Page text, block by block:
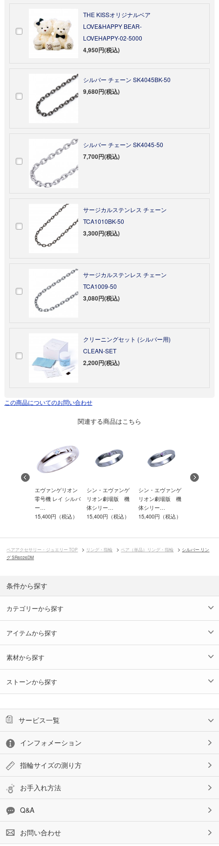
THE KISSオリジナルベア
LOVE&HAPPY BEAR-
LOVEHAPPY-02-5000
4,950円(税込)
シルバー チェーン SK4045BK-50
9,680円(税込)
シルバー チェーン SK4045-50
7,700円(税込)
サージカルステンレス チェーン
TCA1010BK-50
3,300円(税込)
サージカルステンレス チェーン
TCA1009-50
3,080円(税込)
クリーニングセット (シルバー用)
CLEAN-SET
2,200円(税込)
この商品についてのお問い合わせ
関連する商品はこちら
エヴァンゲリオン
零号機 レイ シルバ
ー…
15,400円（税込）
シン・エヴァンゲ
リオン劇場版 機
体シリー…
15,400円（税込）
シン・エヴァンゲ
リオン劇場版 機
体シリー…
15,400円（税込）
ペアアクセサリー・ジュエリー TOP リング・指輪 ペア（単品）リング・指輪
シルバー リン
グ SR6026DM
条件から探す
カテゴリーから探す
アイテムから探す
素材から探す
ストーンから探す
サービス一覧
インフォメーション
指輪サイズの測り方
お手入れ方法
Q&A
お問い合わせ